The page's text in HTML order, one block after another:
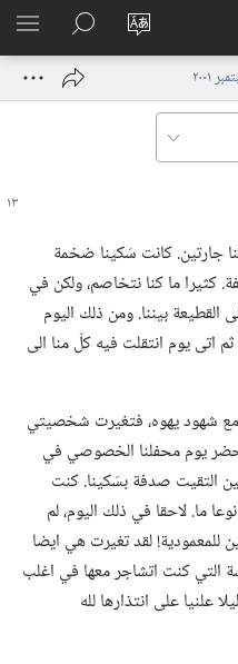
تغيير
الموقع
تسجيل
الدخول
نافذة
البحث
في
JW.‎ORG
جارتين.‏ كانت سَكينا ضخمة
كثيرا ما كنا نتخاصم،‏ ولكن في
القطيعة بيننا.‏ ومن ذلك اليوم
ثم اتى يوم انتقلت فيه كلّ منا الى
مع شهود يهوه،‏ فتغيرت شخصيتي
يوم محفلنا الخصوصي في
التقيت صدفة بسَكينا.‏ كنت
ما.‏ لاحقا في ذلك اليوم،‏ لم
للمعمودية!‏ لقد تغيرت هي ايضا
التي كنت اتشاجر معها في اغلب
علنيا على انتذارها لله